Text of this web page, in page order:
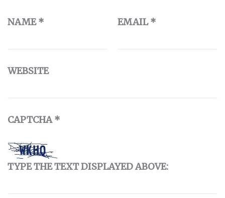
NAME* EMAIL*
WEBSITE
CAPTCHA*
TYPE THE TEXT DISPLAYED ABOVE: